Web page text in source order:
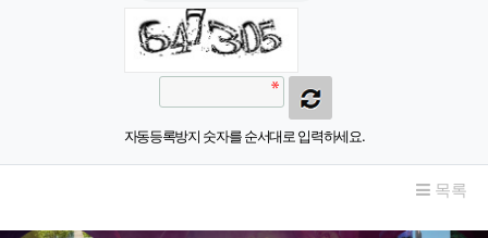
자동등록방지 숫자를 순서대로 입력하세요.
목록